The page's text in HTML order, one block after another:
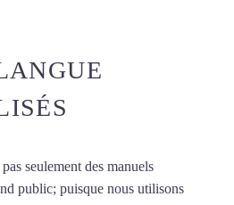
seulement des manuels
public; puisque nous utilisons